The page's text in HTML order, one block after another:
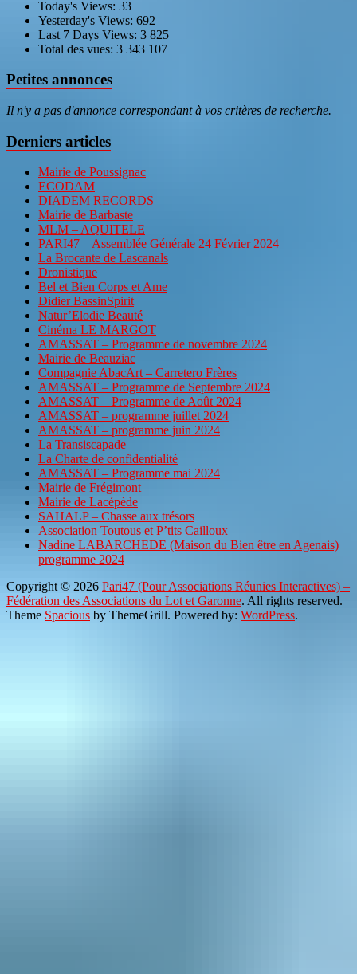
Today's Views: 33
Yesterday's Views: 692
Last 7 Days Views: 3 825
Total des vues: 3 343 107
Petites annonces
Il n'y a pas d'annonce correspondant à vos critères de recherche.
Derniers articles
Mairie de Poussignac
ECODAM
DIADEM RECORDS
Mairie de Barbaste
MLM – AQUITELE
PARI47 – Assemblée Générale 24 Février 2024
La Brocante de Lascanals
Dronistique
Bel et Bien Corps et Ame
Didier BassinSpirit
Natur’Elodie Beauté
Cinéma LE MARGOT
AMASSAT – Programme de novembre 2024
Mairie de Beauziac
Compagnie AbacArt – Carretero Frères
AMASSAT – Programme de Septembre 2024
AMASSAT – Programme de Août 2024
AMASSAT – programme juillet 2024
AMASSAT – programme juin 2024
La Transiscapade
La Charte de confidentialité
AMASSAT – Programme mai 2024
Mairie de Frégimont
Mairie de Lacépède
SAHALP – Chasse aux trésors
Association Toutous et P’tits Cailloux
Nadine LABARCHEDE (Maison du Bien être en Agenais)
programme 2024
Copyright © 2026 Pari47 (Pour Associations Réunies Interactives) –
Fédération des Associations du Lot et Garonne. All rights reserved.
Theme Spacious by ThemeGrill. Powered by: WordPress.